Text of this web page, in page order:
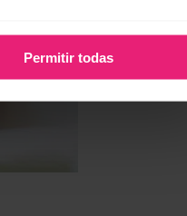
Permitir todas